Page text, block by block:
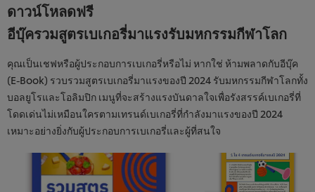
ดาวน์โหลดฟรี
อีบุ๊ครวมสูตรเบเกอรี่มาแรงรับมหกรรมกีฬาโลก
คุณเป็นเชฟหรือผู้ประกอบการเบเกอรี่หรือไม่ หากใช่ ห้ามพลาดกับอีบุ๊ค
(E-Book) รวบรวมสูตรเบเกอรี่มาแรงของปี 2024 รับมหกรรมกีฬาโลกทั้ง
บอลยูโรและโอลิมปิก เมนูที่จะสร้างแรงบันดาลใจเพื่อรังสรรค์เบเกอรี่ที่
โดดเด่นไม่เหมือนใครตามเทรนด์เบเกอรี่ที่กำลังมาแรงของปี 2024
เหมาะอย่างยิ่งกับผู้ประกอบการเบเกอรี่และผู้ที่สนใจ